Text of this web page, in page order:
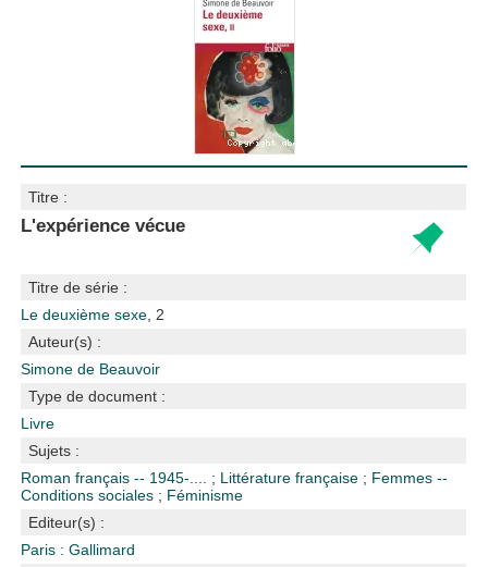
Titre :
L'expérience vécue
Titre de série :
Le deuxième sexe , 2
Auteur(s) :
Simone de Beauvoir
Type de document :
Livre
Sujets :
Roman français -- 1945-.... ; Littérature française ; Femmes --
Conditions sociales ; Féminisme
Editeur(s) :
Paris : Gallimard